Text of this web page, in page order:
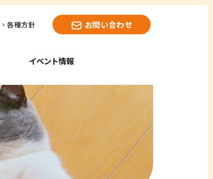
イベント情報
各種方針 お問い合わせ